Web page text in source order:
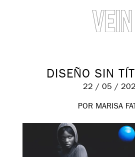
DISEÑO SIN
22 / 05 /
POR MARISA